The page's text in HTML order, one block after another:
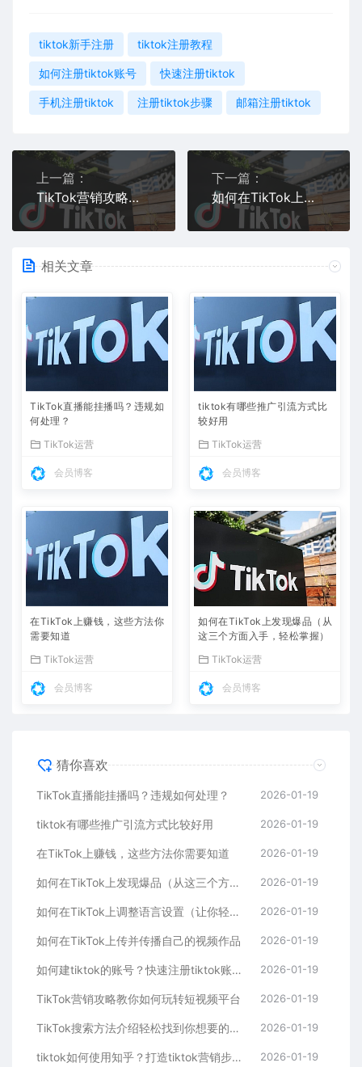
tiktok新手注册 tiktok注册教程
如何注册tiktok账号 快速注册tiktok
手机注册tiktok 注册tiktok步骤 邮箱注册tiktok
上一篇：
TikTok营销攻略教你如何玩转短视频平台
下一篇：
如何在TikTok上传并传播自己的视频作品
相关文章
TikTok直播能挂播吗？违规如
何处理？
TikTok运营
会员博客
tiktok有哪些推广引流方式比
较好用
TikTok运营
会员博客
在TikTok上赚钱，这些方法你
需要知道
TikTok运营
会员博客
如何在TikTok上发现爆品（从
这三个方面入手，轻松掌握）
TikTok运营
会员博客
猜你喜欢
TikTok直播能挂播吗？违规如何处理？ 2026-01-19
tiktok有哪些推广引流方式比较好用 2026-01-19
在TikTok上赚钱，这些方法你需要知道 2026-01-19
如何在TikTok上发现爆品（从这三个方面入手，轻松掌握） 2026-01-19
如何在TikTok上调整语言设置（让你轻松看懂全球内容） 2026-01-19
如何在TikTok上传并传播自己的视频作品 2026-01-19
如何建tiktok的账号？快速注册tiktok账号的步骤 2026-01-19
TikTok营销攻略教你如何玩转短视频平台 2026-01-19
TikTok搜索方法介绍轻松找到你想要的内容 2026-01-19
tiktok如何使用知乎？打造tiktok营销步骤的方法 2026-01-19